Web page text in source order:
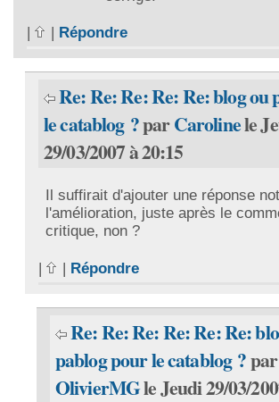
| Répondre
Re: Re: Re: Re: Re: blog ou
le catablog ?parCarolinele
29/03/2007 à 20:15
Il suffirait d'ajouter une réponse
l'amélioration, juste après le
critique, non ?
| | Répondre
Re: Re: Re: Re: Re: Re:
pablog pour le catablog ?par
OlivierMGle Jeudi 29/03/